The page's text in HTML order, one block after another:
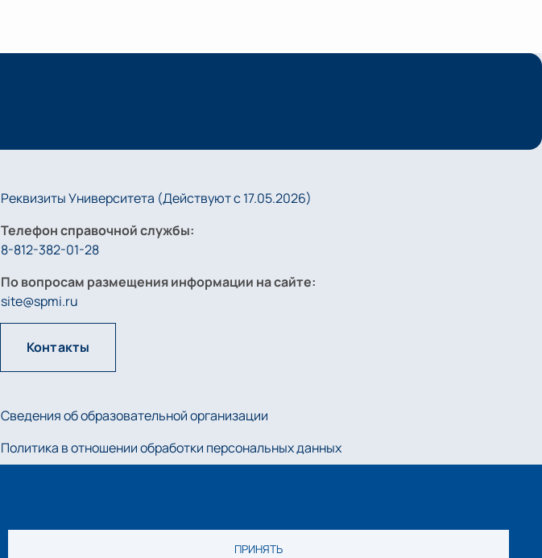
ПРИНЯТЬ
Реквизиты Университета (Действуют с 17.05.2026)
Телефон справочной службы:
8-812-382-01-28
По вопросам размещения информации на сайте:
site@spmi.ru
Контакты
Сведения об образовательной организации
Политика в отношении обработки персональных данных